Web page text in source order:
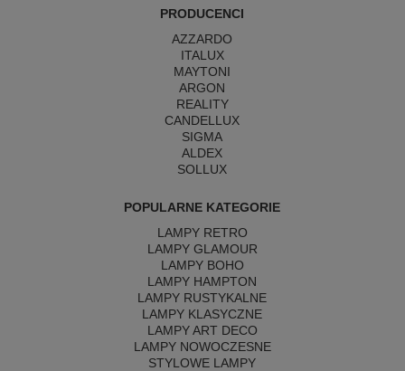
PRODUCENCI
AZZARDO
ITALUX
MAYTONI
ARGON
REALITY
CANDELLUX
SIGMA
ALDEX
SOLLUX
POPULARNE KATEGORIE
LAMPY RETRO
LAMPY GLAMOUR
LAMPY BOHO
LAMPY HAMPTON
LAMPY RUSTYKALNE
LAMPY KLASYCZNE
LAMPY ART DECO
LAMPY NOWOCZESNE
STYLOWE LAMPY